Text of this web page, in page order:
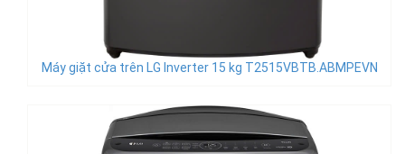
Máy giặt cửa trên LG Inverter 15 kg T2515VBTB.ABMPEVN